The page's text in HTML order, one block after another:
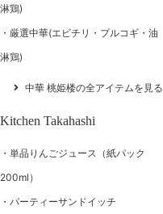
淋鶏)
厳選中華(エビチリ・プルコギ・油
淋鶏)
中華 桃姫楼の全アイテムを見る
Kitchen Takahashi
単品りんごジュース（紙パック
200ml）
パーティーサンドイッチ